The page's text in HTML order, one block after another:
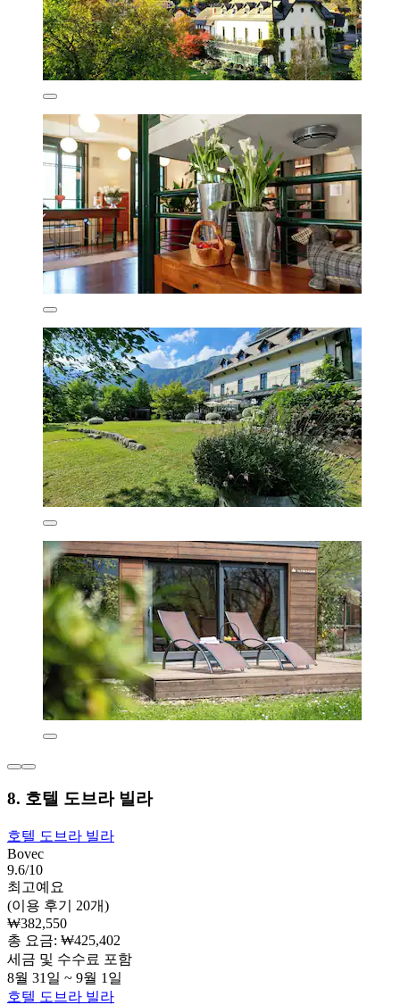
8. 호텔 도브라 빌라
호텔 도브라 빌라
Bovec
9.6/10
최고예요
(이용 후기 20개)
₩382,550
총 요금: ₩425,402
세금 및 수수료 포함
8월 31일 ~ 9월 1일
호텔 도브라 빌라